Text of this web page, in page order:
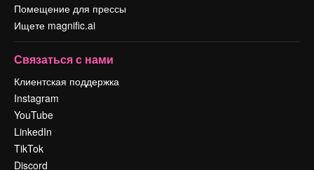
Помещение для прессы
Ищете magnific.ai
Связаться с нами
Клиентская поддержка
Instagram
YouTube
LinkedIn
TikTok
Discord